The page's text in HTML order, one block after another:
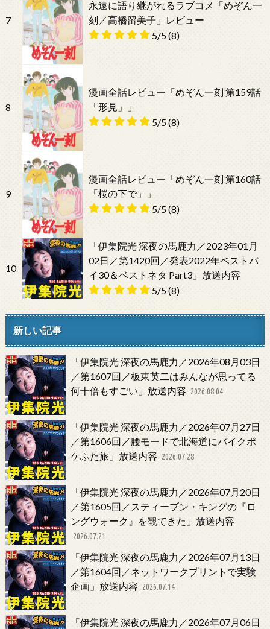
7
永遠に語り継がれるラブコメ「めぞん一
刻／高橋留美子」レビュー
5/5(8)
8
漫画全話レビュー「めぞん一刻 第159話
「形見」」
5/5(8)
9
漫画全話レビュー「めぞん一刻 第160話
「桜の下で」」
5/5(8)
10
「伊集院光 深夜の馬鹿力／2023年01月
02日／第1420回／発表2022年ベストバ
イ30＆ベストネタ Part3」放送内容
5/5(8)
新しい記事
「伊集院光 深夜の馬鹿力／2026年08月03日
／第1607回／板東英二はみんなが思ってる
何十倍もすごい」放送内容 2026.08.04
「伊集院光 深夜の馬鹿力／2026年07月27日
／第1606回／腰モードで北海道にバイクポ
ケふた旅」放送内容 2026.07.28
「伊集院光 深夜の馬鹿力／2026年07月20日
／第1605回／スティーブン・キングの『ロ
ングウォーク』を観てきた」放送内容
2026.07.21
「伊集院光 深夜の馬鹿力／2026年07月13日
／第1604回／ネットワークプリントで実験
企画」放送内容 2026.07.14
「伊集院光 深夜の馬鹿力／2026年07月06日